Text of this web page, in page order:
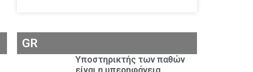
GR
Υποστηρικτής των παθών
είναι η υπερηφάνεια